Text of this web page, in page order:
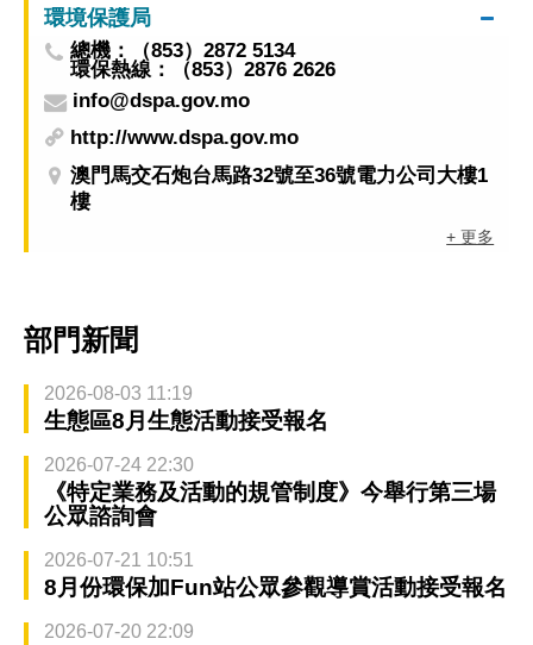
環境保護局
總機：（853）2872 5134
環保熱線：（853）2876 2626
info@dspa.gov.mo
http://www.dspa.gov.mo
澳門馬交石炮台馬路32號至36號電力公司大樓1
樓
+ 更多
部門新聞
2026-08-03 11:19
生態區8月生態活動接受報名
2026-07-24 22:30
《特定業務及活動的規管制度》今舉行第三場
公眾諮詢會
2026-07-21 10:51
8月份環保加Fun站公眾參觀導賞活動接受報名
2026-07-20 22:09